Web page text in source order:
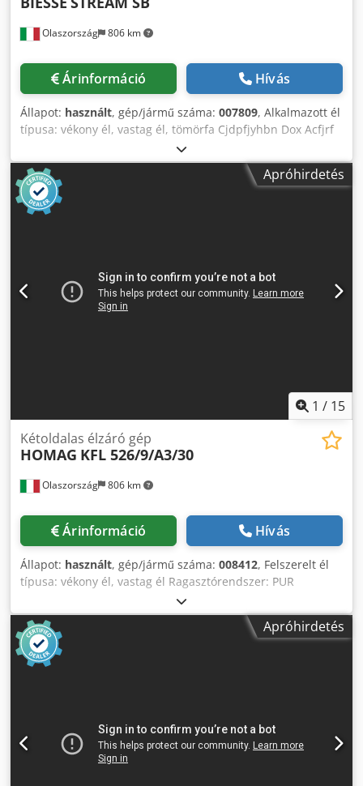
Olaszország 806 km
Árinformáció Hívás
Állapot: használt, gép/jármű száma: 007809, Alkalmazott él
típusa: vékony él, vastag él, tömörfa Cjdpfjyhbn Dox Acfjrf
Ragasztórendszer: EVA, PUR Élzáró gép: 1. gép Max. panel
szélessége: 1200 mm Max. előtolási sebesség: 40 m/perc
Munkaegységek, jobb oldal: 8 db. Munkaegységek, bal
oldal: 8 db.
Apróhirdetés
1 / 15
Olaszország 806 km
Kétoldalas élzáró gép
HOMAG KFL 526/9/A3/30
Árinformáció Hívás
Állapot: használt, gép/jármű száma: 008412, Felszerelt él
típusa: vékony él, vastag él Ragasztórendszer: PUR
Crodoyilxmspfx Acfsf Multifunkciós egység: igen Éllécező
gép: 1. és 2. gép Maximális előtolási sebesség: 40 m/perc
Munkagregátok, jobb oldal: 11 db Munkagregátok, bal
oldal: 11 db
Apróhirdetés